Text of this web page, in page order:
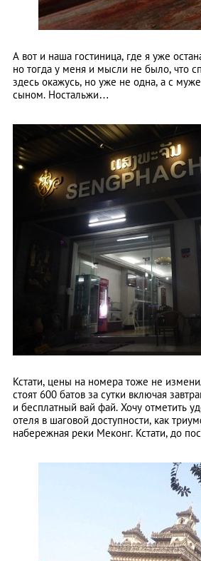
А вот и наша гостиница, где я уже
но тогда у меня и мысли не было, что
здесь окажусь, но уже не одна, а с
сыном. Ностальжи…
Кстати, цены на номера тоже не
стоят 600 батов за сутки включая
и бесплатный вай фай. Хочу отметить
отеля в шаговой доступности, как
набережная реки Меконг. Кстати, до